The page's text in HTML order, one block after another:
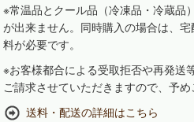
※常温品とクール品（冷凍品・冷蔵品
が出来ません。同時購入の場合は、
料が必要です。
※お客様都合による受取拒否や再発送
ご請求させていただきますので、予め
送料・配送の詳細はこちら